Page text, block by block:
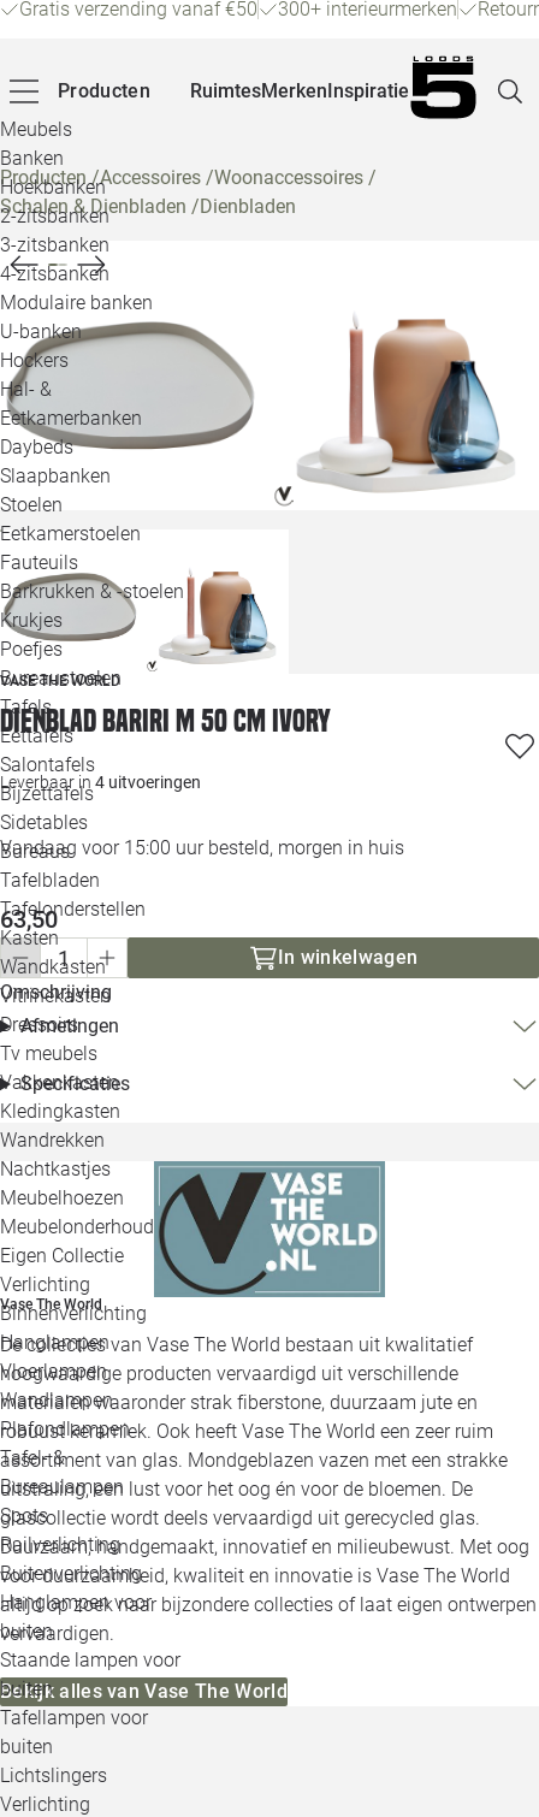
Gratis verzending vanaf €50 300+ interieurmerken
Producten
Meubels
Banken
Hoekbanken
2-zitsbanken
3-zitsbanken
4-zitsbanken
Modulaire banken
U-banken
Hockers
Hal- &
Eetkamerbanken
Daybeds
Slaapbanken
Stoelen
Eetkamerstoelen
Fauteuils
Barkrukken & -stoelen
Krukjes
Poefjes
Bureaustoelen
Tafels
Eettafels
Salontafels
Bijzettafels
Sidetables
Bureaus
Tafelbladen
Tafelonderstellen
Kasten
Wandkasten
Vitrinekasten
Dressoirs
Tv meubels
Vakkenkasten
Kledingkasten
Wandrekken
Nachtkastjes
Meubelhoezen
Meubelonderhoud
Eigen Collectie
Verlichting
Binnenverlichting
Hanglampen
Vloerlampen
Wandlampen
Plafondlampen
Tafel- &
Bureaulampen
Spots
Railverlichting
Buitenverlichting
Hanglampen voor
buiten
Staande lampen voor
buiten
Tafellampen voor
buiten
Lichtslingers
Verlichting
RuimtesMerkenInspiratie
Producten/Accessoires /Woonaccessoires /
Schalen & Dienbladen /Dienbladen
VASE THE WORLD
Dienblad Bariri M 50 cm ivory
Leverbaar in 4 uitvoeringen
Vandaag voor 15:00 uur besteld, morgen in huis
63,50
In winkelwagen
Omschrijving
Afmetingen
Specificaties
Vase The World
De collecties van Vase The World bestaan uit kwalitatief
hoogwaardige producten vervaardigd uit verschillende
materialen waaronder strak fiberstone, duurzaam jute en
robuust keramiek. Ook heeft Vase The World een zeer ruim
assortiment van glas. Mondgeblazen vazen met een strakke
uitstraling, een lust voor het oog én voor de bloemen. De
glascollectie wordt deels vervaardigd uit gerecycled glas.
Duurzaam, handgemaakt, innovatief en milieubewust. Met oog
voor duurzaamheid, kwaliteit en innovatie is Vase The World
altijd op zoek naar bijzondere collecties of laat eigen ontwerpen
vervaardigen.
Bekijk alles van Vase The World